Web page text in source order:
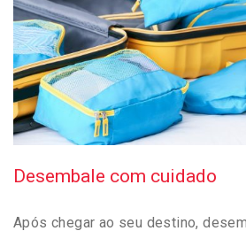
Desembale com cuidado
Após chegar ao seu destino,